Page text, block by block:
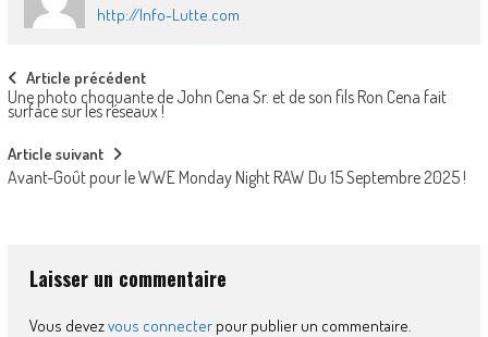
http://Info-Lutte.com
Post
navigation
Article précédent
Une photo choquante de John Cena Sr. et de son fils Ron Cena fait
surface sur les réseaux !
Article suivant
Avant-Goût pour le WWE Monday Night RAW Du 15 Septembre 2025 !
Laisser un commentaire
Vous devezvous connecterpour publier un commentaire.